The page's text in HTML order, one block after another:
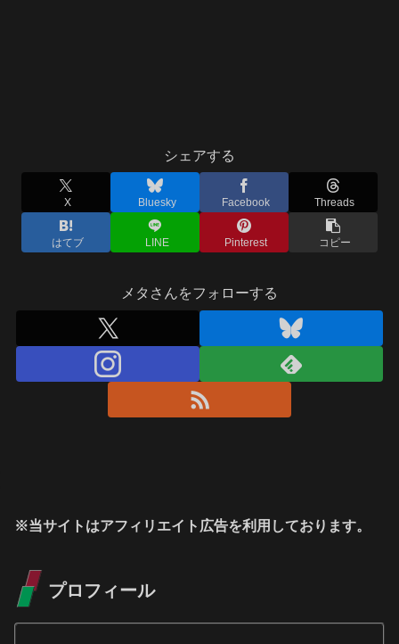
シェアする
X Bluesky Facebook Threads
はてブ LINE Pinterest コピー
メタさんをフォローする
※当サイトはアフィリエイト広告を利用しております。
プロフィール